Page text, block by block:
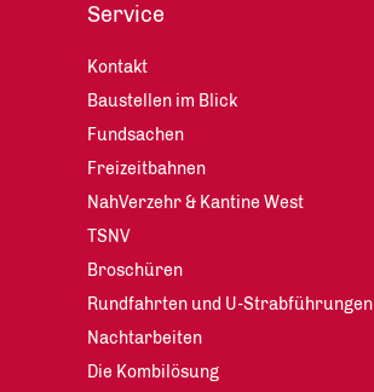
Service
Kontakt
Baustellen im Blick
Fundsachen
Freizeitbahnen
NahVerzehr & Kantine West
TSNV
Broschüren
Rundfahrten und U-Strabführungen
Nachtarbeiten
Die Kombilösung